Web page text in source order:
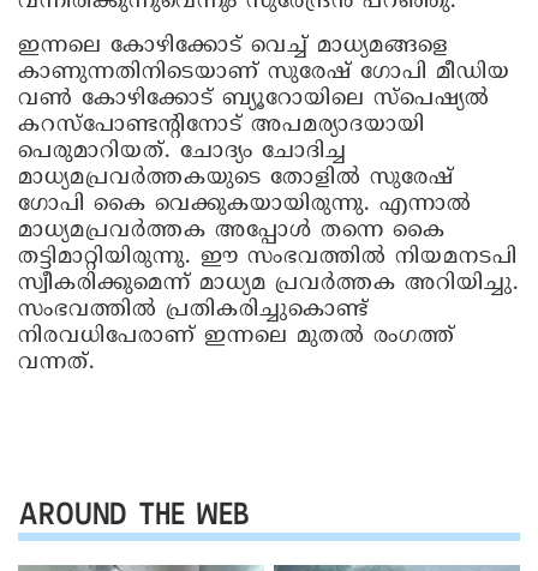
ഇന്നലെ കോഴിക്കോട് വെച്ച് മാധ്യമങ്ങളെ
കാണുന്നതിനിടെയാണ് സുരേഷ് ഗോപി മീഡിയ
വൺ കോഴിക്കോട് ബ്യൂറോയിലെ സ്പെഷ്യല്‍
കറസ്പോണ്ടന്‍റിനോട് അപമര്യാദയായി
പെരുമാറിയത്. ചോദ്യം ചോദിച്ച
മാധ്യമപ്രവർത്തകയുടെ തോളില്‍ സുരേഷ്
ഗോപി കൈ വെക്കുകയായിരുന്നു. എന്നാൽ
മാധ്യമപ്രവർത്തക അപ്പോൾ തന്നെ കൈ
തട്ടിമാറ്റിയിരുന്നു. ഈ സംഭവത്തിൽ നിയമനടപി
സ്വീകരിക്കുമെന്ന് മാധ്യമ പ്രവർത്തക അറിയിച്ചു.
സംഭവത്തിൽ പ്രതികരിച്ചുകൊണ്ട്
നിരവധിപേരാണ് ഇന്നലെ മുതൽ രംഗത്ത്
വന്നത്.
AROUND THE WEB